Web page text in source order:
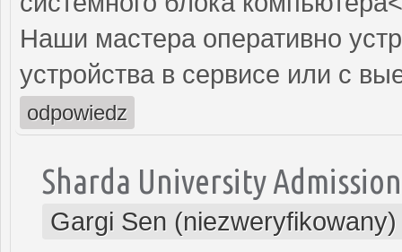
Наши мастера оперативно
устройства в сервисе или с
odpowiedz
Sharda University
Gargi Sen (niezweryfikowany)